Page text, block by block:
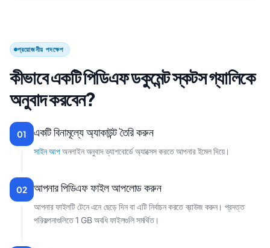
প্রয়োজনীয় পদক্ষেপ
কীভাবে একটি পিডিএফ ডকুমেন্ট স্কটস গ্যালিকে
অনুবাদ করবেন?
01 একটি বিনামূল্যে অ্যাকাউন্ট তৈরি করুন
সাইন আপঅনলাইন অনুবাদ ড্যাশবোর্ডে অ্যাক্সেস করতে আপনার ইমেল দিয়ে।
02 আপনার পিডিএফ ফাইল আপলোড করুন
আপনার ফাইলটি টেনে এনে ছেড়ে দিন বা এটি নির্বাচন করতে ব্রাউজ করুন। প্রদত্ত
পরিকল্পনাগুলিতে 1 GB অবধি ফাইলগুলি সমর্থিত।